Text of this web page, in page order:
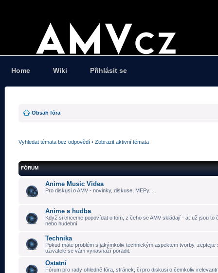
Home Wiki Přihlásit se
Obsah fóra
Vyhledat témata bez odpovědí • Zobrazit aktivní témata
FÓRUM
Anime Music Videa
Pro diskusi o AMV - novinky, diskuse, MEPy...
Anime a hudba
Když si chceme popovídat o tom, z čeho se AMV skládají - ať už jsou to
nebo hudební
Technika
Pokud máte problém s jakýmkoliv technickým aspektem tvorby, zeptejte
uživatelé se vám vynasnaží poradit.
Ostatní
Fórum pro rady ohledně fóra, stránek, či pro diskusi o čemkoliv